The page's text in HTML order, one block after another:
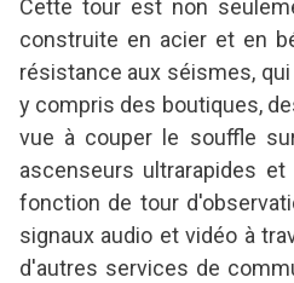
Cette tour est non
construite en acier et en
résistance aux séismes,
y compris des boutiques,
vue à couper le souffle
ascenseurs ultrarapides
fonction de tour
signaux audio et vidéo à
d'autres services de